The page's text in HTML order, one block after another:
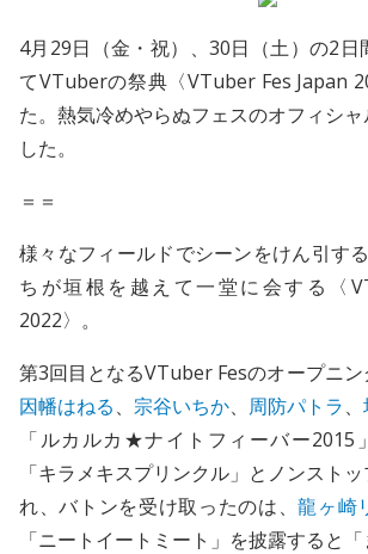
4月29日（金・祝）、30日（土）の2日
てVTuberの祭典〈VTuber Fes Japan
た。熱気冷めやらぬフェスのオフィシ
した。
＝＝
様々なフィールドでシーンをけん引す
ちが垣根を越えて一堂に会する〈
2022〉。
第3回目となるVTuber Fesのオープニン
因幡はねる、 宗谷いちか、 周防パトラ、
「ルカルカ★ナイトフィーバー2015
「キラメキスプリンクル」とノンスト
れ、バトンを受け取ったのは、龍ヶ崎
「ニートイートミート」を披露すると